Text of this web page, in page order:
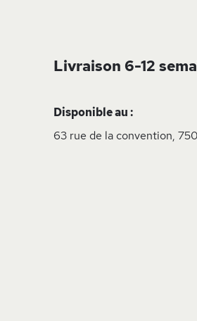
Livraison 6-12
Disponible au :
63 rue de la convention,